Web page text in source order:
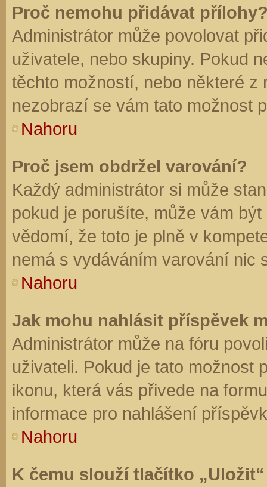
Proč nemohu přidávat
Administrátor může povolovat
uživatele, nebo skupiny. Pokud
těchto možností, nebo některé z
nezobrazí se vám tato možnost
Nahoru
Proč jsem obdržel varování?
Každý administrátor si může
pokud je porušíte, může vám
vědomí, že toto je plně v
nemá s vydáváním varování nic
Nahoru
Jak mohu nahlásit příspěvek
Administrátor může na fóru
uživateli. Pokud je tato možnost
ikonu, která vás přivede na
informace pro nahlášení
Nahoru
K čemu slouží tlačítko